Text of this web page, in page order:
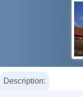
Description: